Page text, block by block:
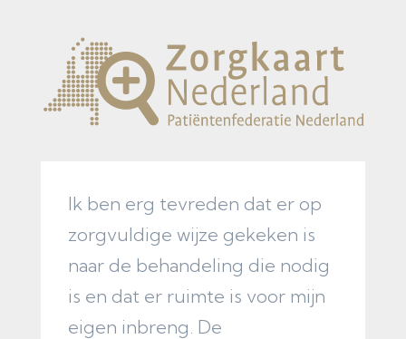
Ik ben erg tevreden dat er op
zorgvuldige wijze gekeken is
naar de behandeling die nodig
is en dat er ruimte is voor mijn
eigen inbreng. De